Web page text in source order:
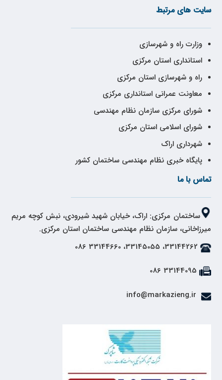
سایت های مرتبط
وزارت راه و شهرسازی
استانداری استان مرکزی
راه و شهرسازی استان مرکزی
معاونت عمرانی استانداری مرکزی
شورای مرکزی سازمان نظام مهندسی
شورای اسلامی استان مرکزی
شهرداری اراک
پایگاه خبری نظام مهندسی ساختمان کشور
تماس با ما
ساختمان مرکزی: اراک، خیابان شهید شیرودی، نبش کوچه مریم
میرزاخانی، سازمان نظام مهندسی ساختمان استان مرکزی.
33144262، 33145055، 33144660 086
33144095 086